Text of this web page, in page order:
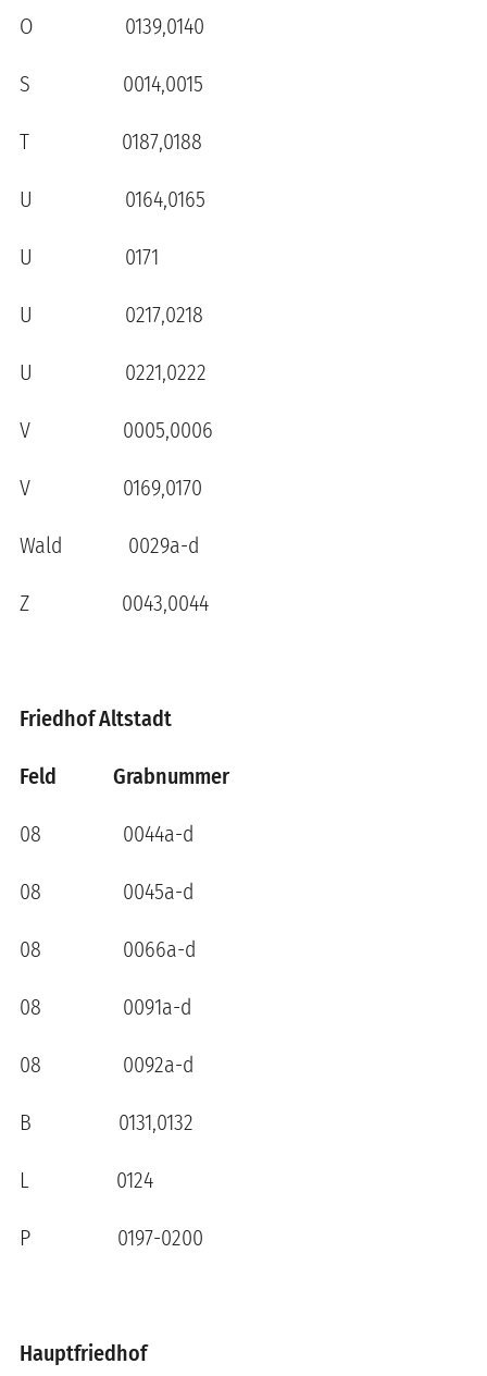
O 0139,0140
S 0014,0015
T 0187,0188
U 0164,0165
U 0171
U 0217,0218
U 0221,0222
V 0005,0006
V 0169,0170
Wald 0029a-d
Z 0043,0044
Friedhof Altstadt
Feld Grabnummer
08 0044a-d
08 0045a-d
08 0066a-d
08 0091a-d
08 0092a-d
B 0131,0132
L 0124
P 0197-0200
Hauptfriedhof